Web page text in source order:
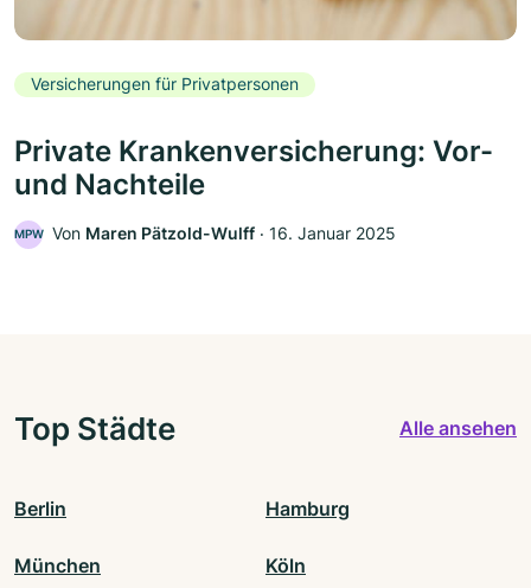
Versicherungen für Privatpersonen
Private Krankenversicherung: Vor-
und Nachteile
MPW Von Maren Pätzold-Wulff ‧ 16. Januar 2025
Top Städte Alle ansehen
Berlin Hamburg
München Köln